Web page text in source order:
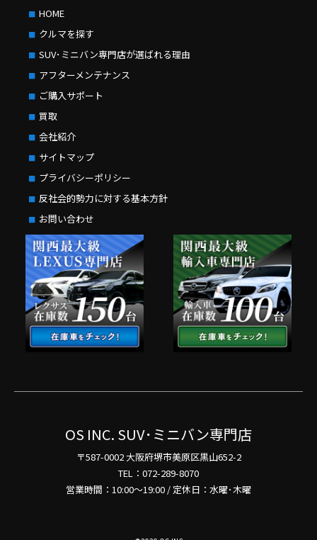
HOME
クルマを探す
SUV･ミニバン専門店が選ばれる理由
アフターメンテナンス
ご購入サポート
買取
会社紹介
サイトマップ
プライバシーポリシー
反社会的勢力に対する基本方針
お問い合わせ
OS INC. SUV･ミニバン専門店
〒587-0002 大阪府堺市美原区黒山652-2
TEL：072-289-8070
営業時間：10:00～19:00 / 定休日：水曜･木曜